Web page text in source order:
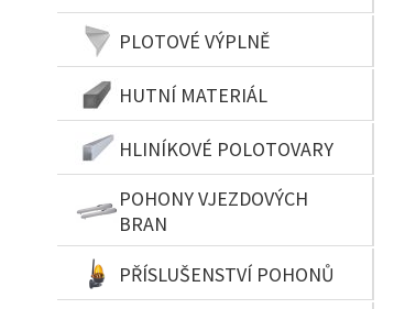
PLOTOVÉ VÝPLNĚ
HUTNÍ MATERIÁL
HLINÍKOVÉ POLOTOVARY
POHONY VJEZDOVÝCH
BRAN
PŘÍSLUŠENSTVÍ POHONŮ